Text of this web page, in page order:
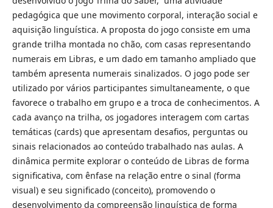
pedagógica que une movimento corporal, interação social e
aquisição linguística. A proposta do jogo consiste em uma
grande trilha montada no chão, com casas representando
numerais em Libras, e um dado em tamanho ampliado que
também apresenta numerais sinalizados. O jogo pode ser
utilizado por vários participantes simultaneamente, o que
favorece o trabalho em grupo e a troca de conhecimentos. A
cada avanço na trilha, os jogadores interagem com cartas
temáticas (cards) que apresentam desafios, perguntas ou
sinais relacionados ao conteúdo trabalhado nas aulas. A
dinâmica permite explorar o conteúdo de Libras de forma
significativa, com ênfase na relação entre o sinal (forma
visual) e seu significado (conceito), promovendo o
desenvolvimento da compreensão linguística de forma